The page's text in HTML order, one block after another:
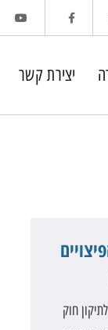
יצירת קשר
חוק